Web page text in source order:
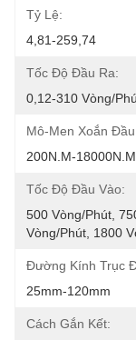
Tỷ Lệ:
4,81-259,74
Tốc Độ Đầu Ra:
0,12-310 Vòng/
Mô-Men Xoắn
200N.m-18000N.m
Tốc Độ Đầu Vào:
500 Vòng/phút,
Vòng/phút, 1800
Đường Kính Trục
25mm-120mm
Cách Gắn Kết: